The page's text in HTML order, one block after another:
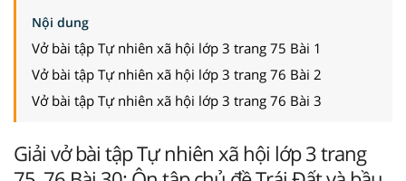
Nội dung
Vở bài tập Tự nhiên xã hội lớp 3 trang 75 Bài 1
Vở bài tập Tự nhiên xã hội lớp 3 trang 76 Bài 2
Vở bài tập Tự nhiên xã hội lớp 3 trang 76 Bài 3
Giải vở bài tập Tự nhiên xã hội lớp 3 trang